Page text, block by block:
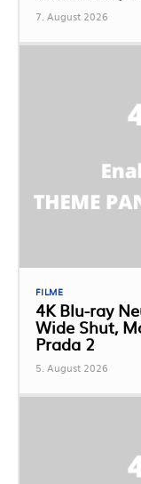
7. August 2026
FILME
4K Blu-ray
Wide Shut,
Prada 2
5. August 2026